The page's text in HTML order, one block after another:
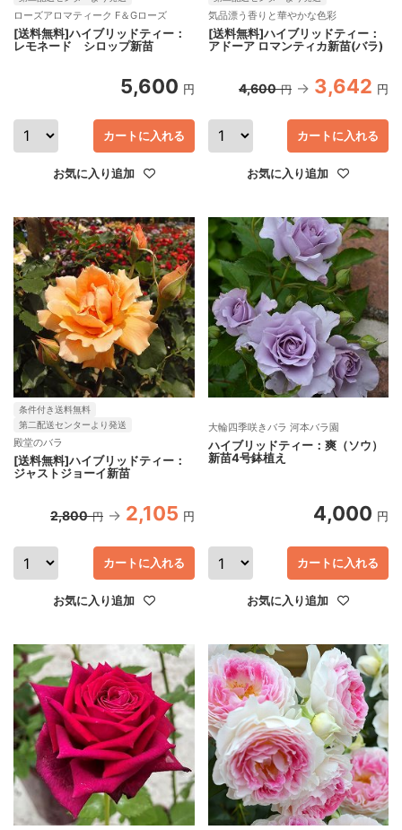
ローズアロマティーク F＆Gローズ
[送料無料]ハイブリッドティー：
レモネード シロップ新苗
5,600 円
カートに入れる
お気に入り追加
気品漂う香りと華やかな色彩
[送料無料]ハイブリッドティー：
アドーア ロマンティカ新苗(バラ)
4,600 円 3,642 円
カートに入れる
お気に入り追加
条件付き送料無料
第二配送センターより発送
殿堂のバラ
[送料無料]ハイブリッドティー：
ジャストジョーイ新苗
2,800 円 2,105 円
カートに入れる
お気に入り追加
大輪四季咲きバラ 河本バラ園
ハイブリッドティー：爽（ソウ）
新苗4号鉢植え
4,000 円
カートに入れる
お気に入り追加